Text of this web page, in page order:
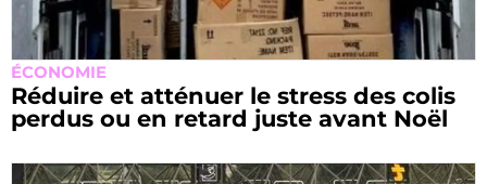
ÉCONOMIE
Réduire et atténuer le stress des colis
perdus ou en retard juste avant Noël